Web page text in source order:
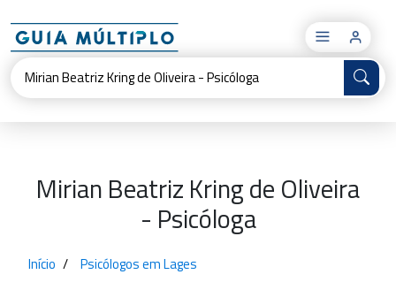
×
Mirian Beatriz Kring de Oliveira
- Psicóloga
Início
Psicólogos em Lages